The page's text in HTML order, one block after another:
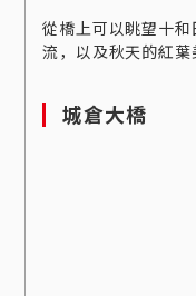
從橋上可以眺望十
流，以及秋天的紅葉
城倉大橋